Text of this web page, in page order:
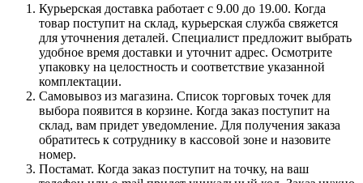
Курьерская доставка работает с 9.00 до 19.00. Когда
товар поступит на склад, курьерская служба свяжется
для уточнения деталей. Специалист предложит выбрать
удобное время доставки и уточнит адрес. Осмотрите
упаковку на целостность и соответствие указанной
комплектации.
Самовывоз из магазина. Список торговых точек для
выбора появится в корзине. Когда заказ поступит на
склад, вам придет уведомление. Для получения заказа
обратитесь к сотруднику в кассовой зоне и назовите
номер.
Постамат. Когда заказ поступит на точку, на ваш